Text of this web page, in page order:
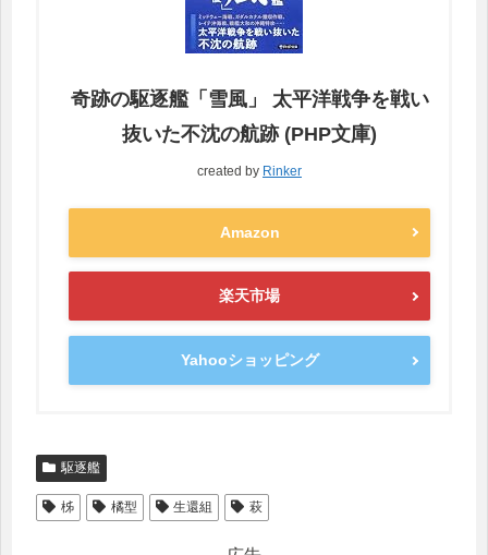
奇跡の駆逐艦「雪風」 太平洋戦争を戦い
抜いた不沈の航跡 (PHP文庫)
created by Rinker
Amazon
楽天市場
Yahooショッピング
駆逐艦
柹 橘型 生還組 萩